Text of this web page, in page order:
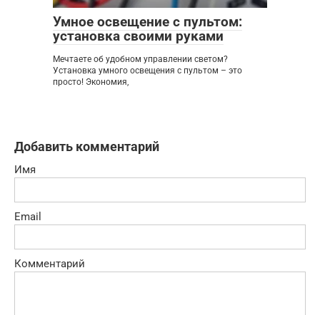
Умное освещение с пультом:
установка своими руками
Мечтаете об удобном управлении светом?
Установка умного освещения с пультом – это
просто! Экономия,
Добавить комментарий
Имя
Email
Комментарий